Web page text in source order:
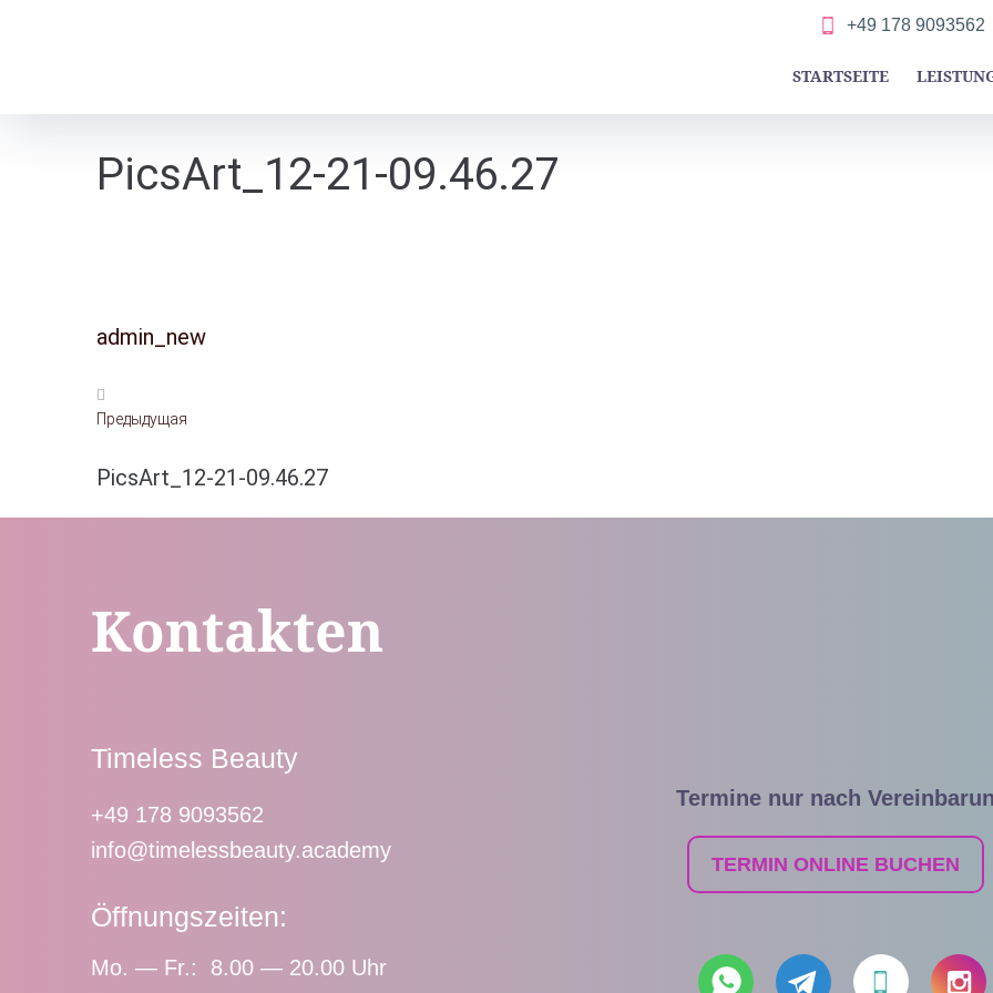
+49 178 9093562
STARTSEITE
PicsArt_12-21-09.46.27
admin_new
Предыдущая
PicsArt_12-21-09.46.27
Kontakten
Timeless Beauty
+49 178 9093562
info@timelessbeauty.academy
Öffnungszeiten:
Mo. — Fr.: 8.00 — 20.00 Uhr
Termine nur nach
TERMIN ONLINE BUCHEN